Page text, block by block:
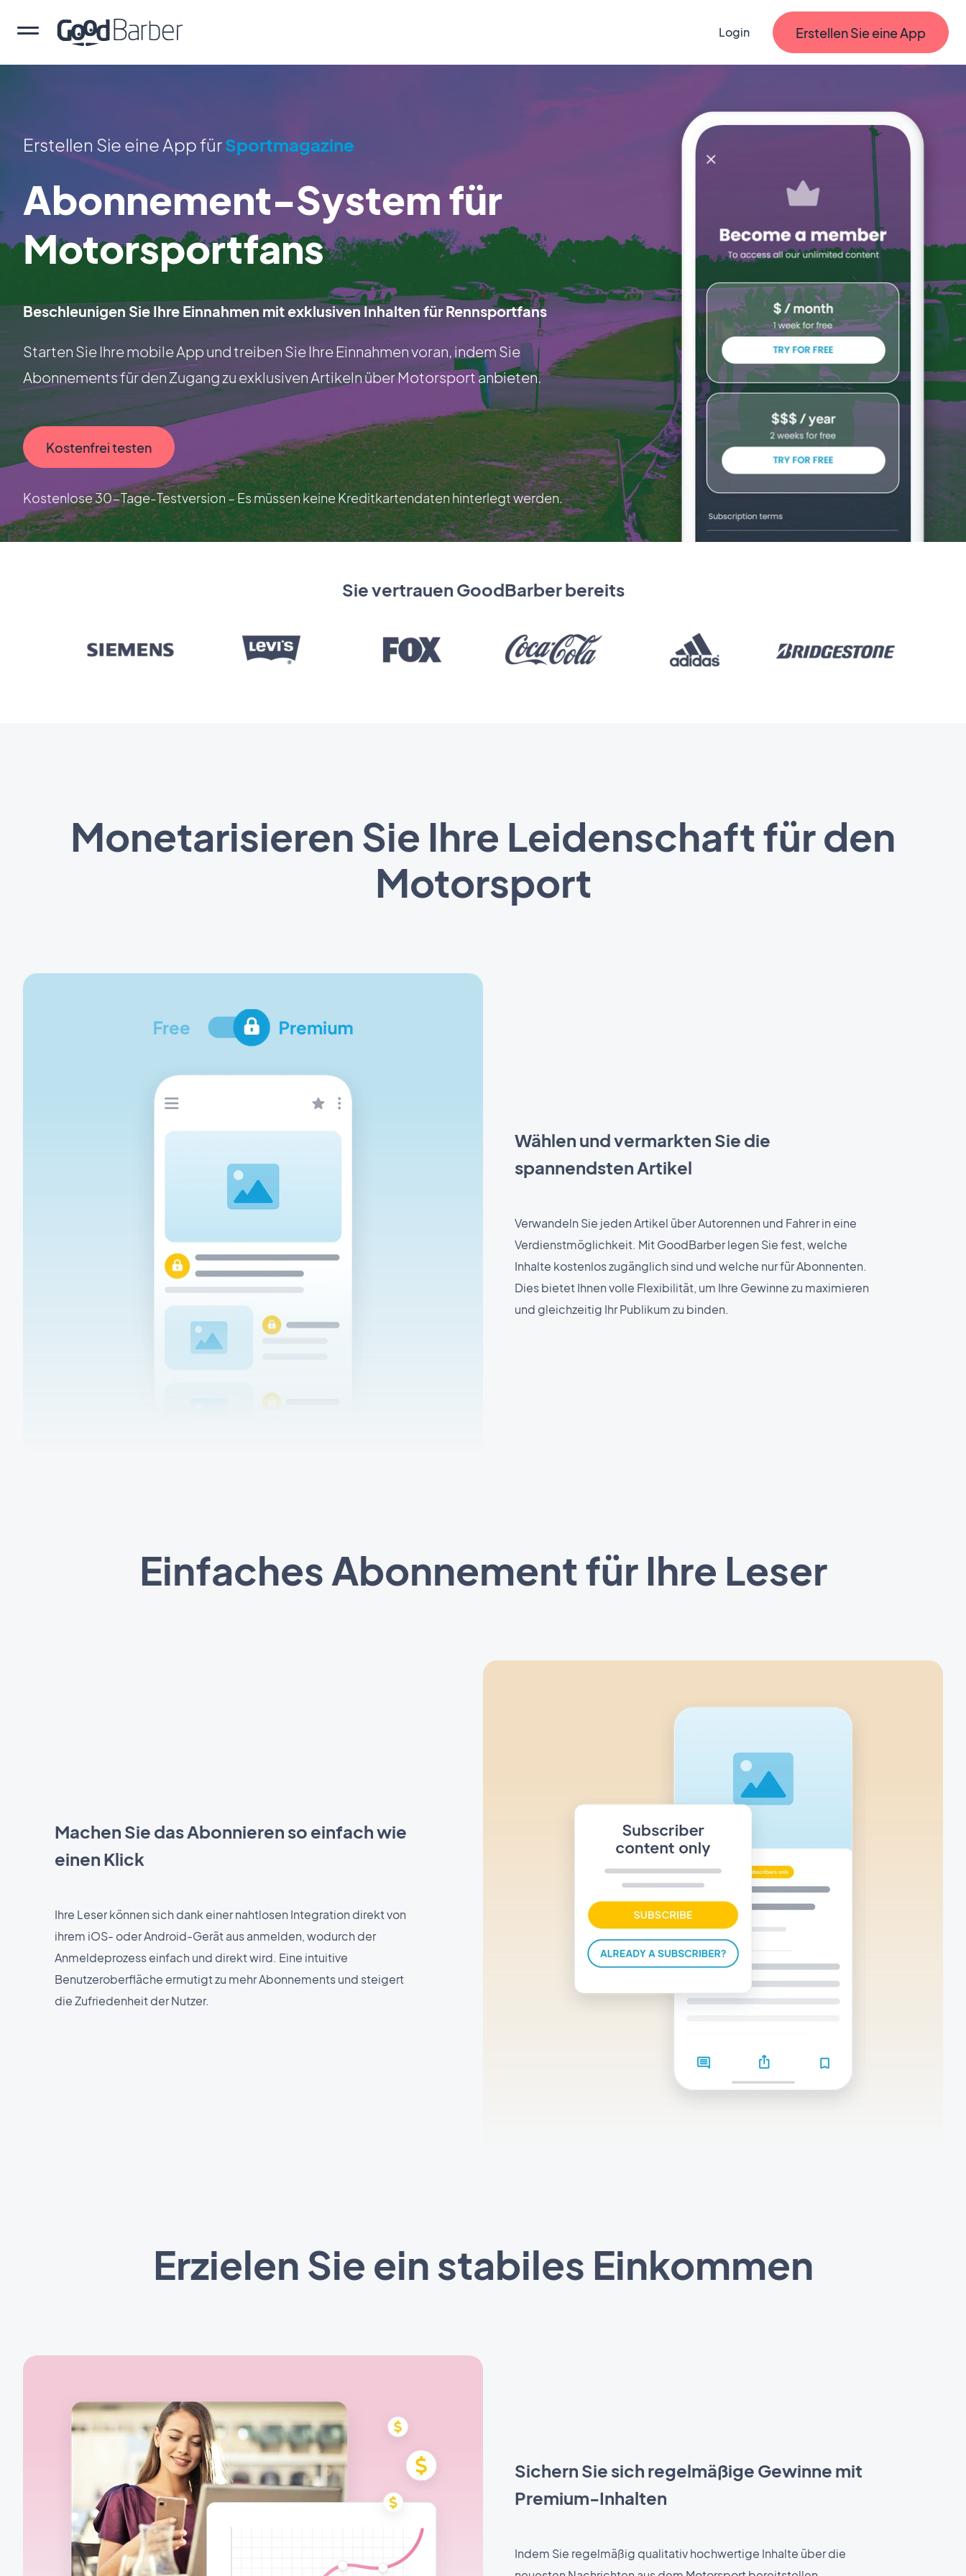
Login Erstellen Sie eine App
Erstellen Sie eine App fürSportmagazine
Abonnement-System für
Motorsportfans
Beschleunigen Sie Ihre Einnahmen mit exklusiven Inhalten für Rennsportfans
Starten Sie Ihre mobile App und treiben Sie Ihre Einnahmen voran, indem Sie
Abonnements für den Zugang zu exklusiven Artikeln über Motorsport anbieten.
Kostenfrei testen
Kostenlose 30-Tage-Testversion – Es müssen keine Kreditkartendaten hinterlegt werden.
Sie vertrauen GoodBarber bereits
Monetarisieren Sie Ihre Leidenschaft für den
Motorsport
Wählen und vermarkten Sie die
spannendsten Artikel
Verwandeln Sie jeden Artikel über Autorennen und Fahrer in eine
Verdienstmöglichkeit. Mit GoodBarber legen Sie fest, welche
Inhalte kostenlos zugänglich sind und welche nur für Abonnenten.
Dies bietet Ihnen volle Flexibilität, um Ihre Gewinne zu maximieren
und gleichzeitig Ihr Publikum zu binden.
Einfaches Abonnement für Ihre Leser
Machen Sie das Abonnieren so einfach wie
einen Klick
Ihre Leser können sich dank einer nahtlosen Integration direkt von
ihrem iOS- oder Android-Gerät aus anmelden, wodurch der
Anmeldeprozess einfach und direkt wird. Eine intuitive
Benutzeroberfläche ermutigt zu mehr Abonnements und steigert
die Zufriedenheit der Nutzer.
Erzielen Sie ein stabiles Einkommen
Sichern Sie sich regelmäßige Gewinne mit
Premium-Inhalten
Indem Sie regelmäßig qualitativ hochwertige Inhalte über die